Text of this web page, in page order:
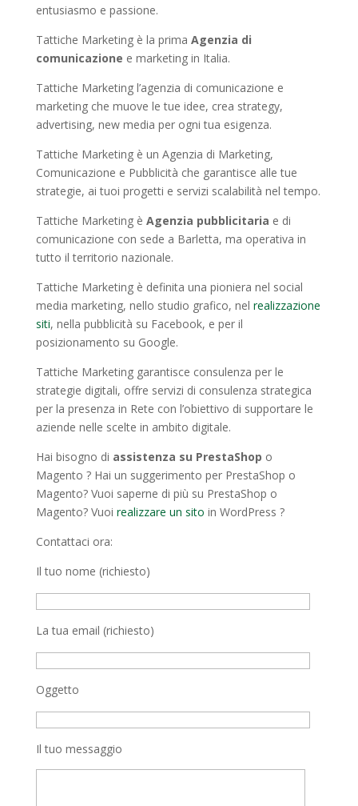
entusiasmo e passione.
Tattiche Marketing è la prima Agenzia di
comunicazione e marketing in Italia.
Tattiche Marketing l’agenzia di comunicazione e
marketing che muove le tue idee, crea strategy,
advertising, new media per ogni tua esigenza.
Tattiche Marketing è un Agenzia di Marketing,
Comunicazione e Pubblicità che garantisce alle tue
strategie, ai tuoi progetti e servizi scalabilità nel tempo.
Tattiche Marketing è Agenzia pubblicitaria e di
comunicazione con sede a Barletta, ma operativa in
tutto il territorio nazionale.
Tattiche Marketing è definita una pioniera nel social
media marketing, nello studio grafico, nel realizzazione
siti, nella pubblicità su Facebook, e per il
posizionamento su Google.
Tattiche Marketing garantisce consulenza per le
strategie digitali, offre servizi di consulenza strategica
per la presenza in Rete con l’obiettivo di supportare le
aziende nelle scelte in ambito digitale.
Hai bisogno di assistenza su PrestaShop o
Magento ? Hai un suggerimento per PrestaShop o
Magento? Vuoi saperne di più su PrestaShop o
Magento? Vuoi realizzare un sito in WordPress ?
Contattaci ora:
Il tuo nome (richiesto)
La tua email (richiesto)
Oggetto
Il tuo messaggio